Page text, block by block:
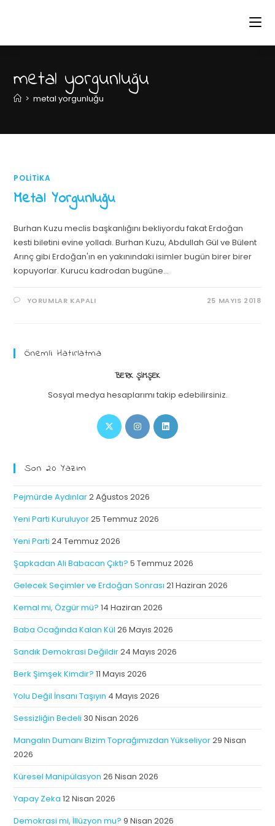
metal yorgunluğu
> metal yorgunluğu
POLITIKA
Metal Yorgunluğu
Burhan Kuzu meclis başkanlığını bekliyordu fakat Erdoğan
kesti biletini evine yolladı. Burhan Kuzu, Abdullah Gül ve Bülent
Arınç gibi Erdoğan'ın en yakınındaki isimler bugün birer birer
kopuyorlar. Kurucu kadrodan bugüne…
YORUMLAR KAPALI 25 MAYIS 2018
Önemli Hatırlatma
BERK ŞIMŞEK
Sosyal medya hesaplarımı takip edebilirsiniz.
Son 20 Yazım
Pejmürde Aydınlar2 Ağustos 2026
Yeni Parti Kuruluyor25 Temmuz 2026
Yeni Parti 24 Temmuz 2026
Şapkadan Ali Babacan Çıktı? 5 Temmuz 2026
Gelecek Seçimler ve Erdoğan Sonrası 21 Haziran 2026
Kemal mi, Özgür mü? 14 Haziran 2026
Baba Ocağında Kalan Kül 26 Mayıs 2026
Sandık Demokrasi Değildir24 Mayıs 2026
Berk Şimşek Kimdir? 11 Mayıs 2026
Yolu Değil İnsanı Taşıyın 4 Mayıs 2026
Sessizliğin Bedeli 30 Nisan 2026
Mangalın Dumanı Bizim Toprağımızdan Yükseliyor29 Nisan
2026
Küresel Manipülasyon 26 Nisan 2026
Yapay Zeka 12 Nisan 2026
Demokrasi mi, İllüzyon mu? 9 Nisan 2026